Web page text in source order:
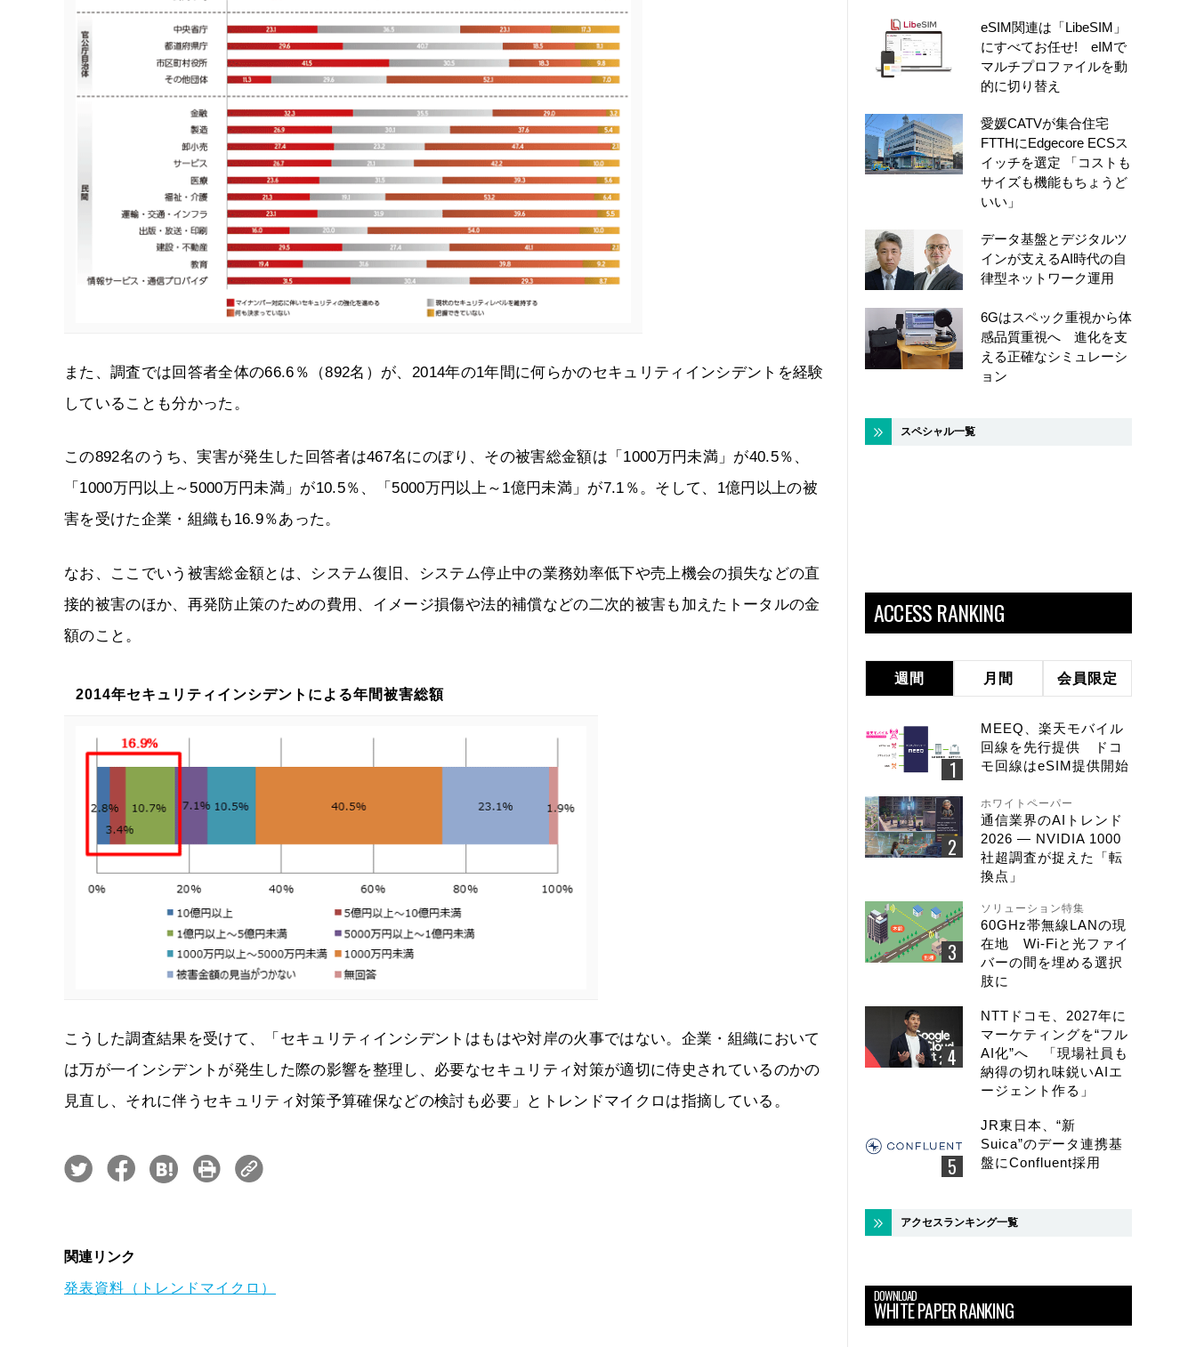
また、調査では回答者全体の66.6％（892名）が、2014年の1年間に何らかのセキュリティインシデントを経験
していることも分かった。
この892名のうち、実害が発生した回答者は467名にのぼり、その被害総金額は「1000万円未満」が40.5％、
「1000万円以上～5000万円未満」が10.5％、「5000万円以上～1億円未満」が7.1％。そして、1億円以上の被
害を受けた企業・組織も16.9％あった。
なお、ここでいう被害総金額とは、システム復旧、システム停止中の業務効率低下や売上機会の損失などの直
接的被害のほか、再発防止策のための費用、イメージ損傷や法的補償などの二次的被害も加えたトータルの金
額のこと。
2014年セキュリティインシデントによる年間被害総額
こうした調査結果を受けて、「セキュリティインシデントはもはや対岸の火事ではない。企業・組織において
は万が一インシデントが発生した際の影響を整理し、必要なセキュリティ対策が適切に侍史されているのかの
見直し、それに伴うセキュリティ対策予算確保などの検討も必要」とトレンドマイクロは指摘している。
関連リンク
発表資料（トレンドマイクロ）
eSIM関連は「LibeSIM」
にすべてお任せ! eIMで
マルチプロファイルを動
的に切り替え
愛媛CATVが集合住宅
FTTHにEdgecore ECSス
イッチを選定 「コストも
サイズも機能もちょうど
いい」
データ基盤とデジタルツ
インが支えるAI時代の自
律型ネットワーク運用
6Gはスペック重視から体
感品質重視へ 進化を支
える正確なシミュレーシ
ョン
スペシャル一覧
ACCESS RANKING
週間 月間 会員限定
MEEQ、楽天モバイル
回線を先行提供 ドコ
モ回線はeSIM提供開始
ホワイトペーパー
通信業界のAIトレンド
2026 ― NVIDIA 1000
社超調査が捉えた「転
換点」
ソリューション特集
60GHz帯無線LANの現
在地 Wi-Fiと光ファイ
バーの間を埋める選択
肢に
NTTドコモ、2027年に
マーケティングを“フル
AI化”へ 「現場社員も
納得の切れ味鋭いAIエ
ージェント作る」
JR東日本、“新
Suica”のデータ連携基
盤にConfluent採用
アクセスランキング一覧
DOWNLOAD
WHITE PAPER RANKING